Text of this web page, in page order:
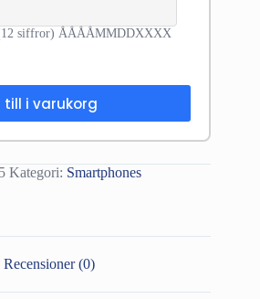
(12 siffror) ÅÅÅÅMMDDXXXX
till i varukorg
Kategori: Smartphones
Recensioner (0)